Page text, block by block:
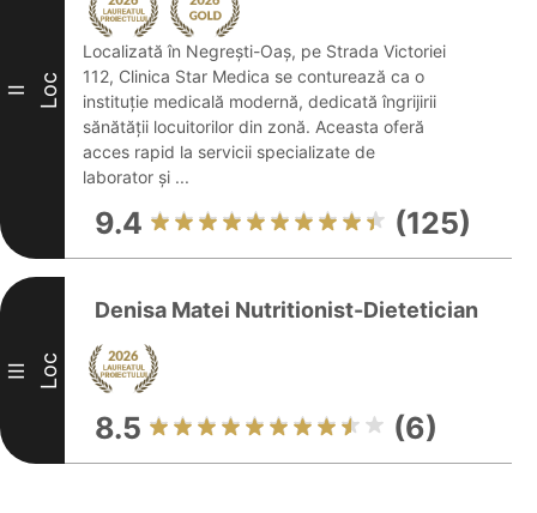
II Loc
Localizată în Negrești-Oaș, pe Strada Victoriei
112, Clinica Star Medica se conturează ca o
instituție medicală modernă, dedicată îngrijirii
sănătății locuitorilor din zonă. Aceasta oferă
acces rapid la servicii specializate de
laborator și ...
9.4 (125)
III Loc
Denisa Matei Nutritionist-Dietetician
8.5 (6)